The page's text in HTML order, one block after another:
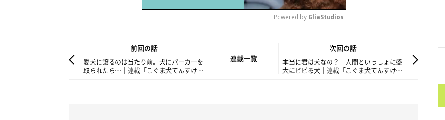
u
t
Powered by GliaStudios
前回の話
愛犬に譲るのは当たり前。犬にパーカーを
取られたら…｜連載「こぐま犬てんすけ」
連載一覧
次回の話
本当に君は犬なの？ 人間といっしょに盛
大にビビる犬｜連載「こぐま犬てんすけ」